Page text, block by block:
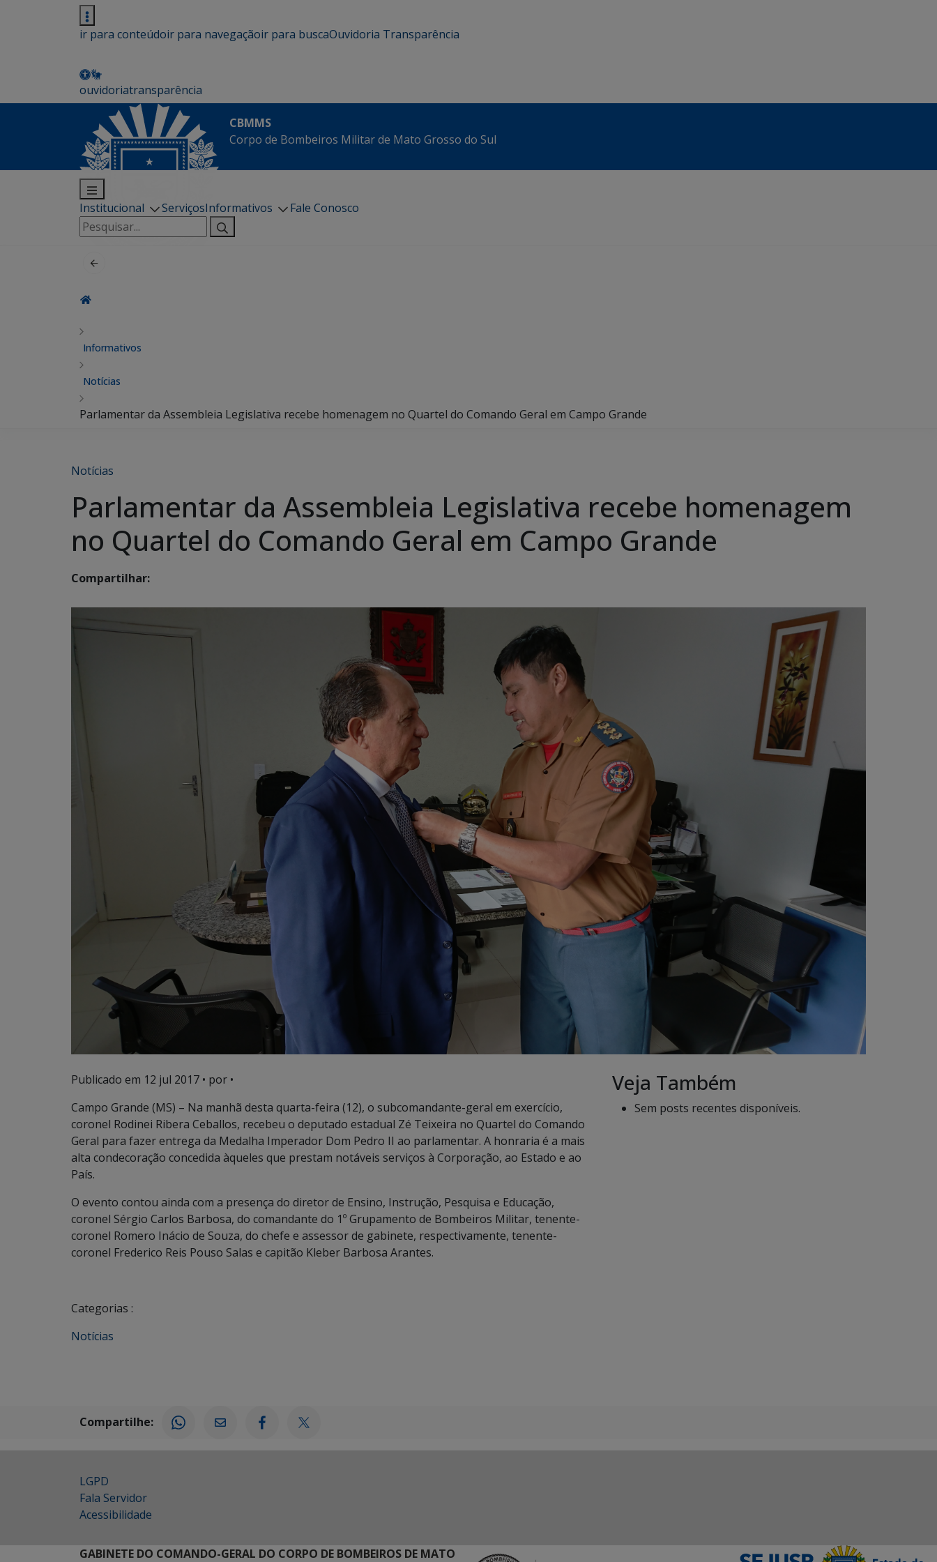
ir para conteúdoir para navegaçãoir para buscaOuvidoria Transparência
ouvidoriatransparência
CBMMS
Corpo de Bombeiros Militar de Mato Grosso do Sul
Institucional ServiçosInformativos
Fale Conosco
Pesquisar
por:
Informativos
Notícias
Parlamentar da Assembleia Legislativa recebe homenagem no Quartel do Comando Geral em Campo Grande
Notícias
Parlamentar da Assembleia Legislativa recebe homenagem
no Quartel do Comando Geral em Campo Grande
Compartilhar:
Publicado em 12 jul 2017 • por •
Campo Grande (MS) – Na manhã desta quarta-feira (12), o subcomandante-geral em exercício,
coronel Rodinei Ribera Ceballos, recebeu o deputado estadual Zé Teixeira no Quartel do Comando
Geral para fazer entrega da Medalha Imperador Dom Pedro II ao parlamentar. A honraria é a mais
alta condecoração concedida àqueles que prestam notáveis serviços à Corporação, ao Estado e ao
País.
O evento contou ainda com a presença do diretor de Ensino, Instrução, Pesquisa e Educação,
coronel Sérgio Carlos Barbosa, do comandante do 1º Grupamento de Bombeiros Militar, tenente-
coronel Romero Inácio de Souza, do chefe e assessor de gabinete, respectivamente, tenente-
coronel Frederico Reis Pouso Salas e capitão Kleber Barbosa Arantes.
Categorias :
Notícias
Veja Também
Sem posts recentes disponíveis.
Compartilhe:
LGPD
Fala Servidor
Acessibilidade
GABINETE DO COMANDO-GERAL DO CORPO DE BOMBEIROS DE MATO